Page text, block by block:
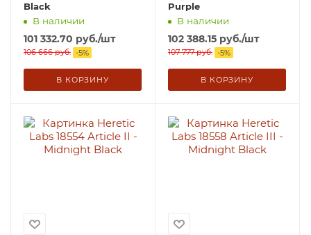
Black
В наличии
101 332.70 руб./шт
106 666руб. -5%
В КОРЗИНУ
Purple
В наличии
102 388.15 руб./шт
107 777руб. -5%
В КОРЗИНУ